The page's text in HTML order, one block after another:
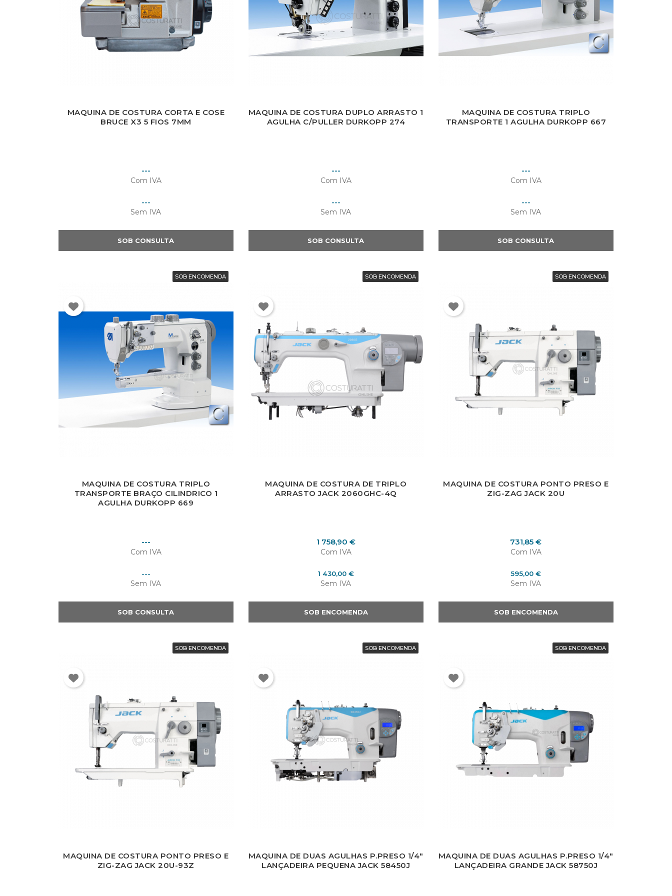
MAQUINA DE COSTURA CORTA E COSE
BRUCE X3 5 FIOS 7MM
Preço
---
Com IVA
Preço
---
Sem IVA
SOB CONSULTA
MAQUINA DE COSTURA DUPLO ARRASTO 1
AGULHA C/PULLER DURKOPP 274
Preço
---
Com IVA
Preço
---
Sem IVA
SOB CONSULTA
MAQUINA DE COSTURA TRIPLO
TRANSPORTE 1 AGULHA DURKOPP 667
Preço
---
Com IVA
Preço
---
Sem IVA
SOB CONSULTA
SOB ENCOMENDA
MAQUINA DE COSTURA TRIPLO
TRANSPORTE BRAÇO CILINDRICO 1
AGULHA DURKOPP 669
Preço
---
Com IVA
Preço
---
Sem IVA
SOB CONSULTA
SOB ENCOMENDA
MAQUINA DE COSTURA DE TRIPLO
ARRASTO JACK 2060GHC-4Q
Preço
1 758,90 €
Com IVA
Preço
1 430,00 €
Sem IVA
SOB ENCOMENDA
SOB ENCOMENDA
MAQUINA DE COSTURA PONTO PRESO E
ZIG-ZAG JACK 20U
Preço
731,85 €
Com IVA
Preço
595,00 €
Sem IVA
SOB ENCOMENDA
SOB ENCOMENDA
MAQUINA DE COSTURA PONTO PRESO E
ZIG-ZAG JACK 20U-93Z
SOB ENCOMENDA
MAQUINA DE DUAS AGULHAS P.PRESO 1/4"
LANÇADEIRA PEQUENA JACK 58450J
SOB ENCOMENDA
MAQUINA DE DUAS AGULHAS P.PRESO 1/4"
LANÇADEIRA GRANDE JACK 58750J